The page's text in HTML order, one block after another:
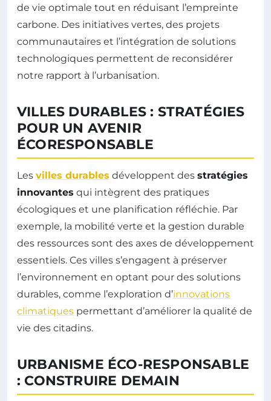
de vie optimale tout en réduisant l’empreinte
carbone. Des initiatives vertes, des projets
communautaires et l’intégration de solutions
technologiques permettent de reconsidérer
notre rapport à l’urbanisation.
VILLES DURABLES : STRATÉGIES
POUR UN AVENIR
ÉCORESPONSABLE
Les villes durables développent des stratégies
innovantes qui intègrent des pratiques
écologiques et une planification réfléchie. Par
exemple, la mobilité verte et la gestion durable
des ressources sont des axes de développement
essentiels. Ces villes s’engagent à préserver
l’environnement en optant pour des solutions
durables, comme l’exploration d’innovations
climatiques permettant d’améliorer la qualité de
vie des citadins.
URBANISME ÉCO-RESPONSABLE
: CONSTRUIRE DEMAIN